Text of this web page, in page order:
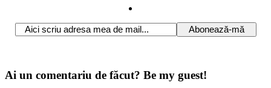
Ai un comentariu de făcut? Be my guest!